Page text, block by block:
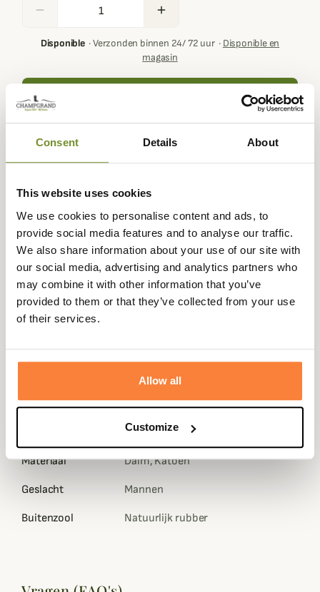
Consent Details About
This website uses cookies
We use cookies to personalise content and ads, to
provide social media features and to analyse our traffic.
We also share information about your use of our site with
our social media, advertising and analytics partners who
may combine it with other information that you’ve
provided to them or that they’ve collected from your use
of their services.
Allow all
Customize
remove add
Disponible·Verzonden binnen 24/ 72 uur· Disponible en
magasin
Buying this product you will collect
Expédié dans
la journée
Échange ou
retour sous
90 jours
Paiement
sécurisé
Paiement en
3 fois dès 100
euros
Gegevensblad
Doublure 0
Blauw, Bruin, Tartan
Materiaal Daim, Katoen
Geslacht Mannen
Buitenzool Natuurlijk rubber